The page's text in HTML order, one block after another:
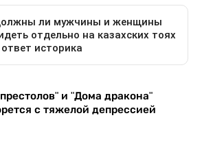
и "Дома дракона"
с тяжелой депрессией